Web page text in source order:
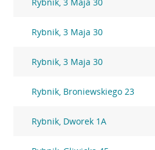
Rybnik, 3 Maja 30
Rybnik, 3 Maja 30
Rybnik, Broniewskiego 23
Rybnik, Dworek 1A